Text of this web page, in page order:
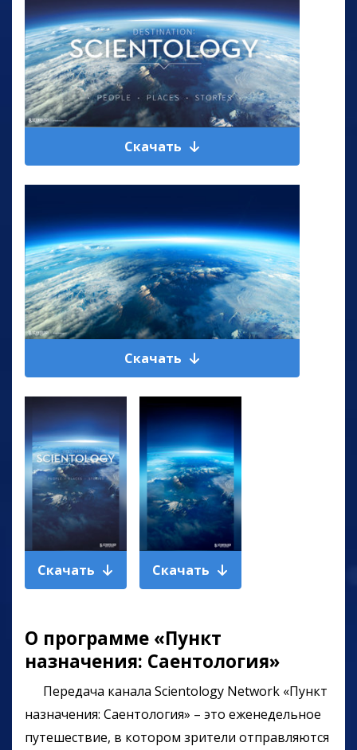
Скачать
Скачать
Скачать Скачать
О программе «Пункт
назначения: Саентология»
Передача канала Scientology Network «Пункт
назначения: Саентология» – это еженедельное
путешествие, в котором зрители отправляются